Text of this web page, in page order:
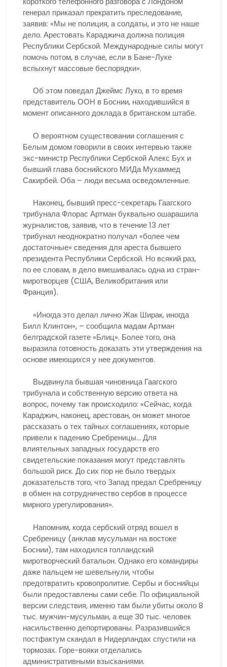
генерал приказал прекратить преследование,
заявив: «Мы не полиция, а солдаты, и это не наше
дело. Арестовать Караджича должна полиция
Республики Сербской. Международные силы могут
помочь потом, в случае, если в Бане-Луке
вспыхнут массовые беспорядки».
Об этом поведал Джеймс Луко, в то время
представитель ООН в Боснии, находившийся в
момент описанного доклада в британском штабе.
О вероятном существовании соглашения с
Белым домом говорили в своих интервью также
экс-министр Республики Сербской Алекс Бух и
бывший глава боснийского МИДа Мухаммед
Сакирбей. Оба – люди весьма осведомленные.
Наконец, бывший пресс-секретарь Гаагского
трибунала Флорас Артман буквально ошарашила
журналистов, заявив, что в течение 13 лет
трибунал неоднократно получал «более чем
достаточные» сведения для ареста бывшего
президента Республики Сербской. Но всякий раз,
по ее словам, в дело вмешивалась одна из стран-
миротворцев (США, Великобритания или
Франция).
«Иногда это делал лично Жак Ширак, иногда
Билл Клинтон», – сообщила мадам Артман
белградской газете «Блиц». Более того, она
выразила готовность доказать эти утверждения на
основе имеющихся у нее документов.
Выдвинула бывшая чиновница Гаагского
трибунала и собственную версию ответа на
вопрос, почему так происходило: «Сейчас, когда
Караджич, наконец, арестован, он может многое
рассказать о тех тайных соглашениях, которые
привели к падению Сребреницы… Для
влиятельных западных государств его
свидетельские показания могут представлять
большой риск. До сих пор не было твердых
доказательств того, что Запад предал Сребреницу
в обмен на сотрудничество сербов в процессе
мирного урегулирования».
Напомним, когда сербский отряд вошел в
Сребреницу (анклав мусульман на востоке
Боснии), там находился голландский
миротворческий батальон. Однако его командиры
даже пальцем не шевельнули, чтобы
предотвратить кровопролитие. Сербы и боснийцы
были предоставлены сами себе. По официальной
версии следствия, именно там были убиты около 8
тыс. мужчин-мусульман, а еще 30 тыс. человек
насильственно депортированы. Разразившийся
постфактум скандал в Нидерландах спустили на
тормозах. Горе-вояки отделались
административными взысканиями.